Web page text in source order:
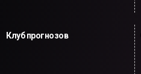
Клуб прогнозов